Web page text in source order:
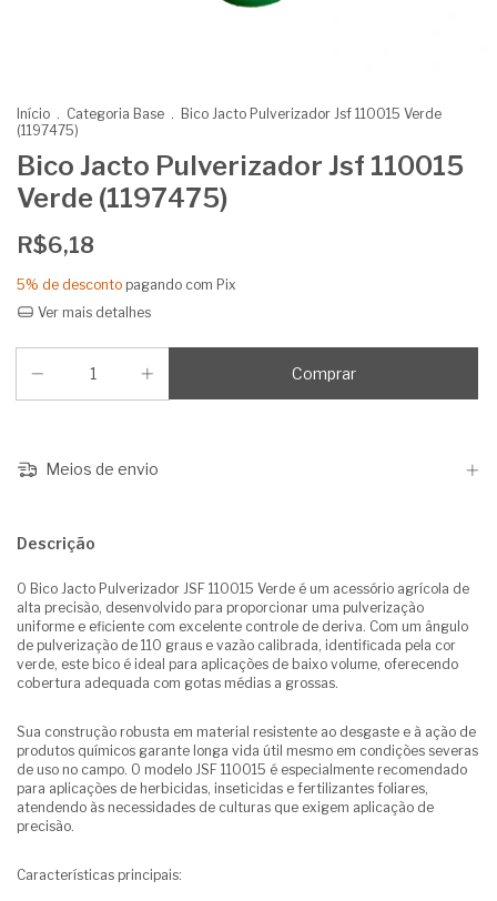
Início . Categoria Base . Bico Jacto Pulverizador Jsf 110015 Verde
(1197475)
Bico Jacto Pulverizador Jsf 110015
Verde (1197475)
R$6,18
5% de desconto pagando com Pix
Ver mais detalhes
Meios de envio
Descrição
O Bico Jacto Pulverizador JSF 110015 Verde é um acessório agrícola de
alta precisão, desenvolvido para proporcionar uma pulverização
uniforme e eficiente com excelente controle de deriva. Com um ângulo
de pulverização de 110 graus e vazão calibrada, identificada pela cor
verde, este bico é ideal para aplicações de baixo volume, oferecendo
cobertura adequada com gotas médias a grossas.
Sua construção robusta em material resistente ao desgaste e à ação de
produtos químicos garante longa vida útil mesmo em condições severas
de uso no campo. O modelo JSF 110015 é especialmente recomendado
para aplicações de herbicidas, inseticidas e fertilizantes foliares,
atendendo às necessidades de culturas que exigem aplicação de
precisão.
Características principais: